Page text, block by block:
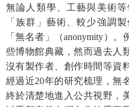
平
等
專
區
友
善
措
無論人類學、工藝與美術
「族群」藝術、較少強調
「無名者」（anonymity）
些博物館典藏，然而過去人
沒有製作者、創作時間等資
經過近20年的研究梳理，無
終於清楚地進入公共視野，